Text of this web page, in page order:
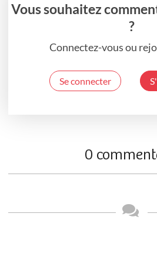
Vous souhaitez
?
Connectez-vous ou
Se connecter
0